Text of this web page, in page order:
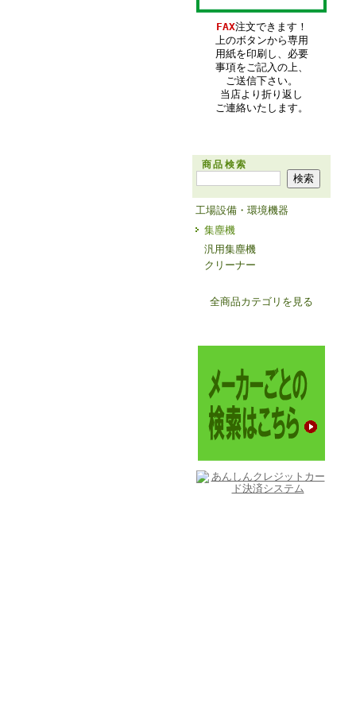
FAX注文できます！
上のボタンから専用
用紙を印刷し、必要
事項をご記入の上、
ご送信下さい。
当店より折り返し
ご連絡いたします。
商品検索
工場設備・環境機器
集塵機
汎用集塵機
クリーナー
全商品カテゴリを見る